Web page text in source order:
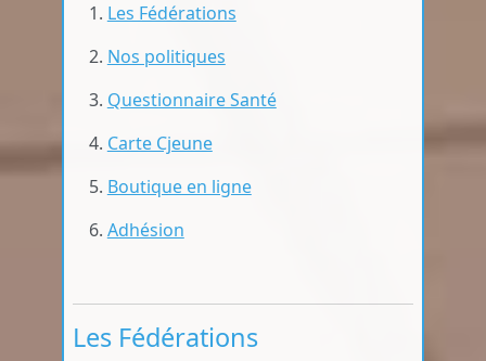
Les Fédérations
Nos politiques
Questionnaire Santé
Carte Cjeune
Boutique en ligne
Adhésion
Les Fédérations